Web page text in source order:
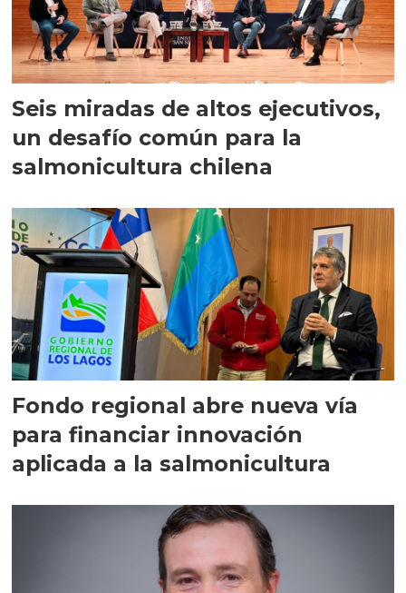
Seis miradas de altos ejecutivos,
un desafío común para la
salmonicultura chilena
Fondo regional abre nueva vía
para financiar innovación
aplicada a la salmonicultura